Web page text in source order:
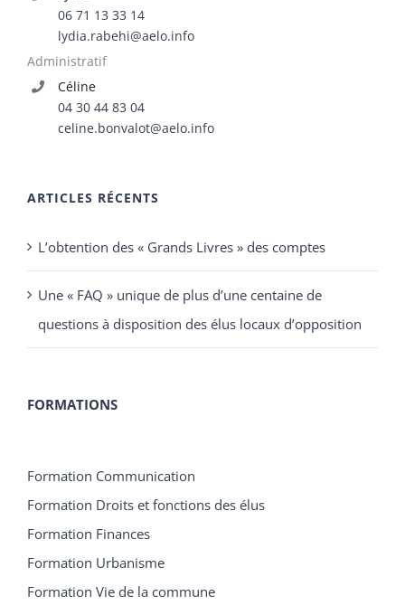
06 71 13 33 14
lydia.rabehi@aelo.info
Administratif
Céline
04 30 44 83 04
celine.bonvalot@aelo.info
ARTICLES RÉCENTS
L’obtention des « Grands Livres » des comptes
Une « FAQ » unique de plus d’une centaine de
questions à disposition des élus locaux d’opposition
FORMATIONS
Formation Communication
Formation Droits et fonctions des élus
Formation Finances
Formation Urbanisme
Formation Vie de la commune